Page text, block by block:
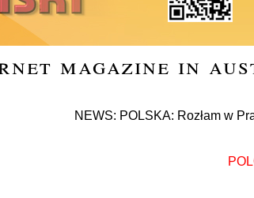
magazine in
NEWS: POLSKA: Rozłam w